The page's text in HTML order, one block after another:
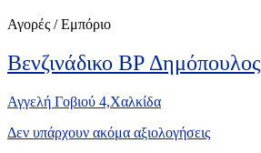
Αγορές / Εμπόριο
Βενζινάδικο BP Δημόπουλος
Αγγελή Γοβιού 4,Χαλκίδα
Δεν υπάρχουν ακόμα αξιολογήσεις